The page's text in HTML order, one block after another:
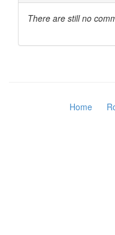
There are still no
Home